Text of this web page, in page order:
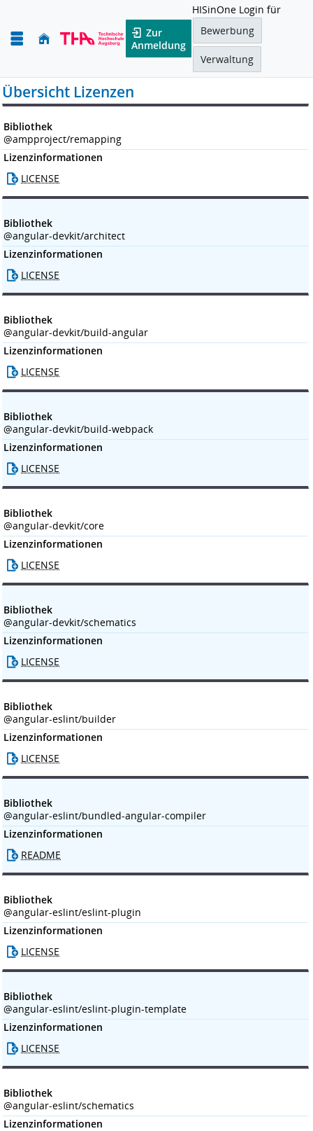
Zur
Anmeldung
HISinOne Login für
Bewerbung
Verwaltung
Übersicht Lizenzen
Bibliothek
@ampproject/remapping
Lizenzinformationen
LICENSE
Bibliothek
@angular-devkit/architect
Lizenzinformationen
LICENSE
Bibliothek
@angular-devkit/build-angular
Lizenzinformationen
LICENSE
Bibliothek
@angular-devkit/build-webpack
Lizenzinformationen
LICENSE
Bibliothek
@angular-devkit/core
Lizenzinformationen
LICENSE
Bibliothek
@angular-devkit/schematics
Lizenzinformationen
LICENSE
Bibliothek
@angular-eslint/builder
Lizenzinformationen
LICENSE
Bibliothek
@angular-eslint/bundled-angular-compiler
Lizenzinformationen
README
Bibliothek
@angular-eslint/eslint-plugin
Lizenzinformationen
LICENSE
Bibliothek
@angular-eslint/eslint-plugin-template
Lizenzinformationen
LICENSE
Bibliothek
@angular-eslint/schematics
Lizenzinformationen